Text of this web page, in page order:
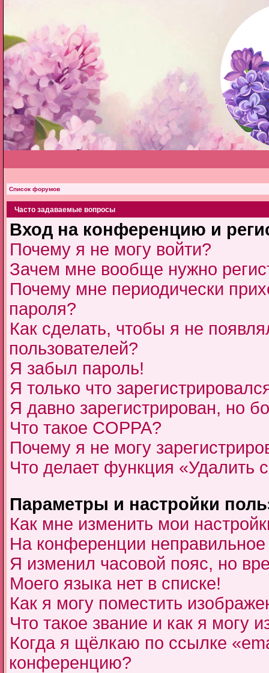
Список форумов
Часто задаваемые вопросы
Вход на конференцию и
Почему я не могу войти?
Зачем мне вообще нужно
Почему мне периодически
пароля?
Как сделать, чтобы я не
пользователей?
Я забыл пароль!
Я только что
Я давно зарегистрирован, но
Что такое COPPA?
Почему я не могу
Что делает функция «Удалить
Параметры и настройки
Как мне изменить мои
На конференции
Я изменил часовой пояс, но
Моего языка нет в списке!
Как я могу поместить
Что такое звание и как я могу
Когда я щёлкаю по ссылке
конференцию?